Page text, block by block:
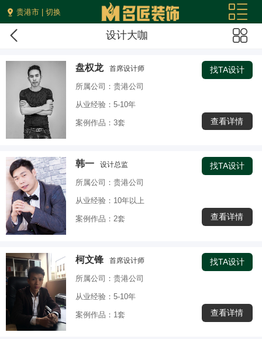
贵港市 | 切换
设计大咖
盘权龙 首席设计师
所属公司：贵港公司
从业经验：5-10年
案例作品：3套
找TA设计
查看详情
韩一 设计总监
所属公司：贵港公司
从业经验：10年以上
案例作品：2套
找TA设计
查看详情
柯文锋 首席设计师
所属公司：贵港公司
从业经验：5-10年
案例作品：1套
找TA设计
查看详情